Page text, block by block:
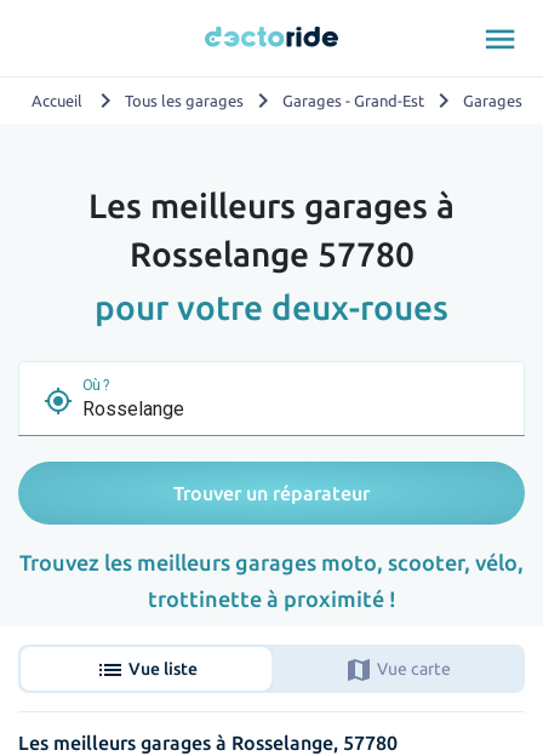
menu
Accueil chevron_right Tous les garages chevron_right Garages - Grand-Est chevron_right Garages -
Les meilleurs garages à
Rosselange 57780
pour votre deux-roues
my_location
Où ?
Trouver un réparateur
Trouvez les meilleurs garages moto, scooter, vélo,
trottinette à proximité !
list Vue liste map Vue carte
Les meilleurs garages à Rosselange, 57780